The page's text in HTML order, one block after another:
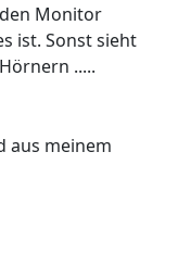
Monitor
ist. Sonst sieht
.....
aus meinem